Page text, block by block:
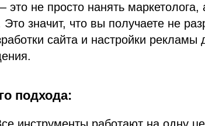
не просто нанять маркетолога,
значит, что вы получаете не
сайта и настройки рекламы
подхода: